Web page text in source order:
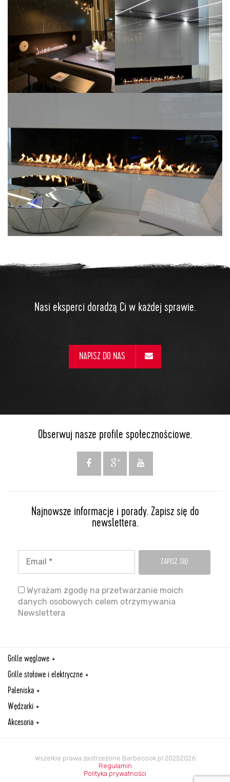
Nasi eksperci doradzą Ci w każdej sprawie.
NAPISZ DO NAS
Obserwuj nasze profile społecznościowe.
Najnowsze informacje i porady. Zapisz się do
newslettera.
Wyrażam zgodę na przetwarzanie moich
danych osobowych celem otrzymywania
Newslettera
Grille węglowe
Grille stołowe i elektryczne
Paleniska
Wędzarki
Akcesoria
Wszelkie prawa zastrzeżone Barbecook.pl 20252026
Regulamin
Polityka prywatności